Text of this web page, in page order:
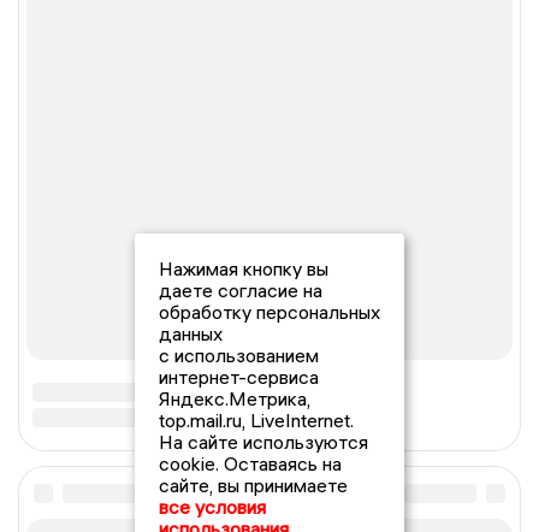
Нажимая кнопку вы
даете согласие на
обработку персональных
данных
с использованием
интернет-сервиса
Яндекс.Метрика,
top.mail.ru, LiveInternet.
На сайте используются
cookie. Оставаясь на
сайте, вы принимаете
все условия